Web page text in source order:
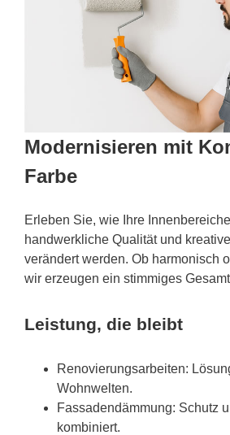
Modernisieren mit
Farbe
Erleben Sie, wie Ihre
handwerkliche Qualität und
verändert werden. Ob harmonisch
wir erzeugen ein stimmiges
Leistung, die bleibt
Renovierungsarbeiten:
Wohnwelten.
Fassadendämmung: Schutz
kombiniert.